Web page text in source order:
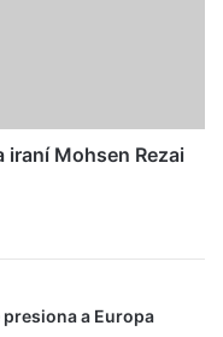
Mohsen Rezai
a Europa